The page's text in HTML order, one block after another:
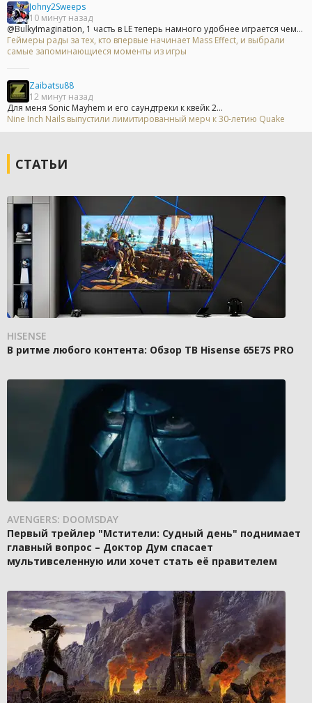
Johny2Sweeps
10 минут назад
@BulkyImagination, 1 часть в LE теперь намного удобнее играется чем...
Геймеры рады за тех, кто впервые начинает Mass Effect, и выбрали
самые запоминающиеся моменты из игры
Zaibatsu88
12 минут назад
Для меня Sonic Mayhem и его саундтреки к квейк 2...
Nine Inch Nails выпустили лимитированный мерч к 30-летию Quake
СТАТЬИ
HISENSE
В ритме любого контента: Обзор ТВ Hisense 65E7S PRO
AVENGERS: DOOMSDAY
Первый трейлер "Мстители: Судный день" поднимает
главный вопрос – Доктор Дум спасает
мультивселенную или хочет стать её правителем